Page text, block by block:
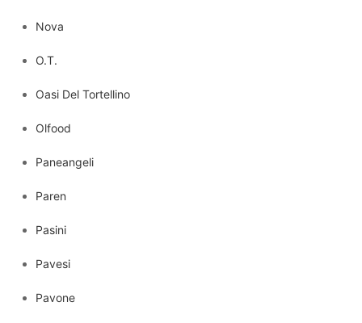
Nova
O.T.
Oasi Del Tortellino
Olfood
Paneangeli
Paren
Pasini
Pavesi
Pavone